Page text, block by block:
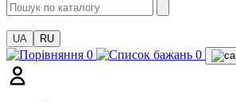
UA RU
0 0